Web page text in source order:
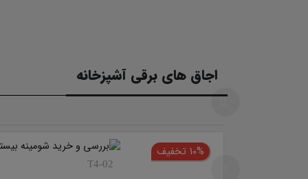
اجاق های برقی آشپزخانه
10% تخفیف
T4-02